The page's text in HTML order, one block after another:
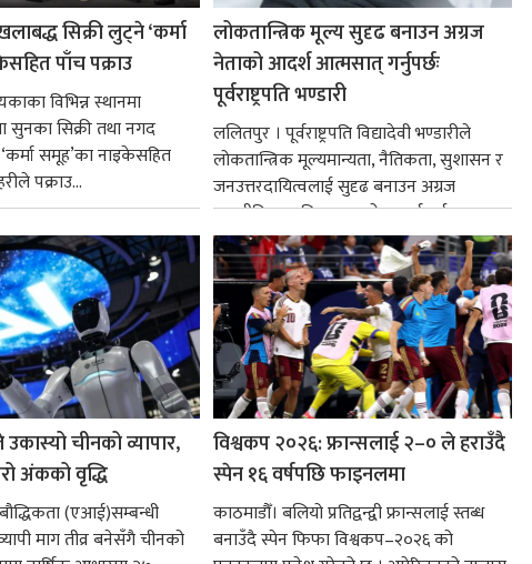
सिक्री लुट्ने ‘कर्मा
पाँच पक्राउ
विभिन्न स्थानमा
सुनका सिक्री तथा नगद
समूह’का नाइकेसहित
पक्राउ...
लोकतान्त्रिक मूल्य सुदृढ बनाउन अग्रज
नेताको आदर्श आत्मसात् गर्नुपर्छः
पूर्वराष्ट्रपति भण्डारी
ललितपुर । पूर्वराष्ट्रपति विद्यादेवी भण्डारीले
लोकतान्त्रिक मूल्यमान्यता, नैतिकता, सुशासन र
जनउत्तरदायित्वलाई सुदृढ बनाउन अग्रज
राजनीतिक व्यक्तित्वहरूको आदर्शलाई आत्मसात्
गर्न आवश्यक...
चीनको व्यापार,
अंकको वृद्धि
(एआई)सम्बन्धी
माग तीव्र बनेसँगै चीनको
विश्वकप २०२६: फ्रान्सलाई २–० ले हराउँदै
स्पेन १६ वर्षपछि फाइनलमा
काठमाडौँ। बलियो प्रतिद्वन्द्वी फ्रान्सलाई स्तब्ध
बनाउँदै स्पेन फिफा विश्वकप–२०२६ को